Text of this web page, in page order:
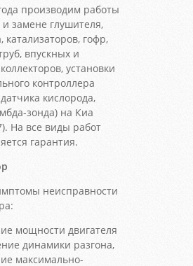
производим работы
замене глушителя,
катализаторов, гофр,
впускных и
установки
контроллера
кислорода,
зонда) на Киа
На все виды работ
гарантия.
неисправности
мощности двигателя
динамики разгона,
максимально-